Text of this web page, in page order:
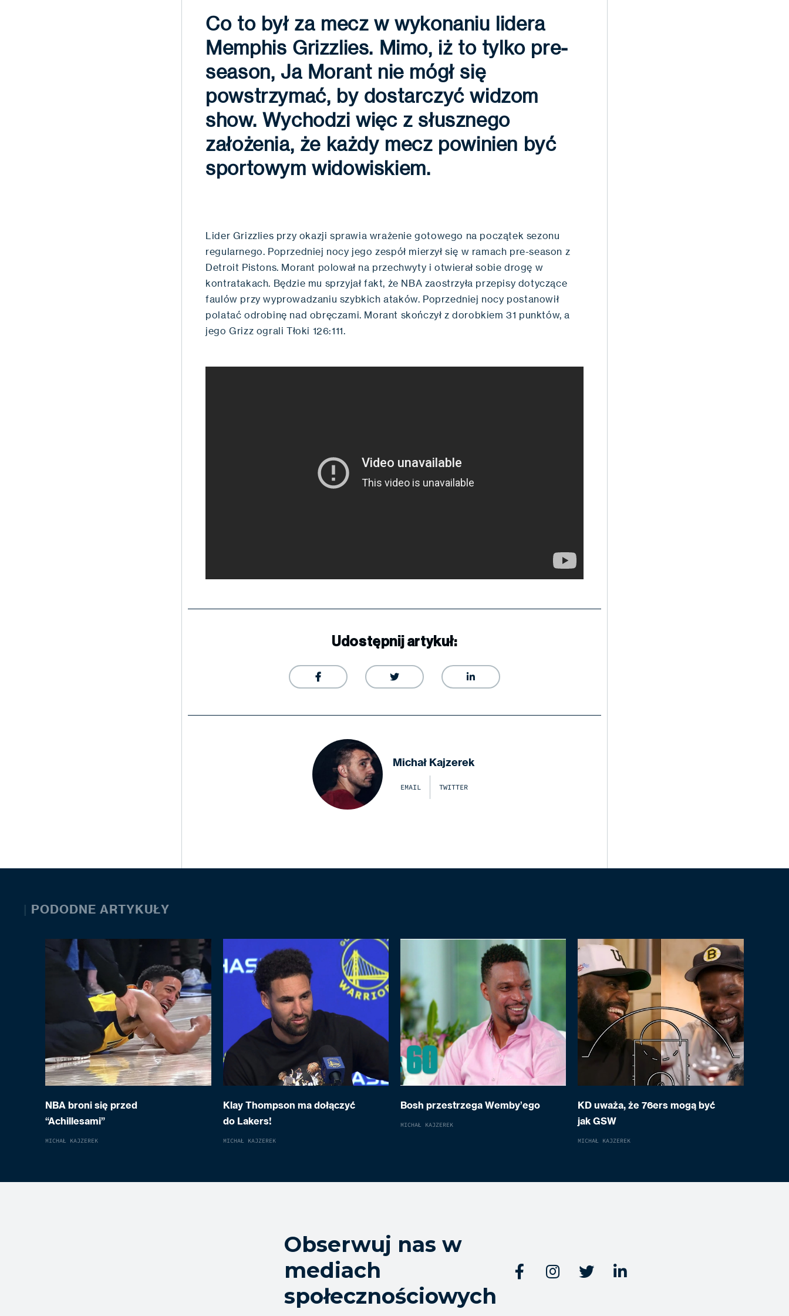
Co to był za mecz w wykonaniu lidera
Memphis Grizzlies. Mimo, iż to tylko pre-
season, Ja Morant nie mógł się
powstrzymać, by dostarczyć widzom
show. Wychodzi więc z słusznego
założenia, że każdy mecz powinien być
sportowym widowiskiem.
Lider Grizzlies przy okazji sprawia wrażenie gotowego na początek sezonu
regularnego. Poprzedniej nocy jego zespół mierzył się w ramach pre-season z
Detroit Pistons. Morant polował na przechwyty i otwierał sobie drogę w
kontratakach. Będzie mu sprzyjał fakt, że NBA zaostrzyła przepisy dotyczące
faulów przy wyprowadzaniu szybkich ataków. Poprzedniej nocy postanowił
polatać odrobinę nad obręczami. Morant skończył z dorobkiem 31 punktów, a
jego Grizz ograli Tłoki 126:111.
Udostępnij artykuł:
  
Michał Kajzerek
EMAIL TWITTER
| PODODNE ARTYKUŁY
NBA broni się przed
“Achillesami”
MICHAŁ KAJZEREK
Klay Thompson ma dołączyć
do Lakers!
MICHAŁ KAJZEREK
Bosh przestrzega Wemby’ego
MICHAŁ KAJZEREK
KD uważa, że 76ers mogą być
jak GSW
MICHAŁ KAJZEREK
Obserwuj nas w
mediach
społecznościowych
   